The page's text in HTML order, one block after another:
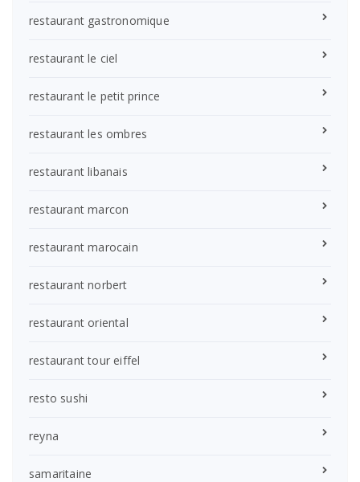
restaurant gastronomique
restaurant le ciel
restaurant le petit prince
restaurant les ombres
restaurant libanais
restaurant marcon
restaurant marocain
restaurant norbert
restaurant oriental
restaurant tour eiffel
resto sushi
reyna
samaritaine